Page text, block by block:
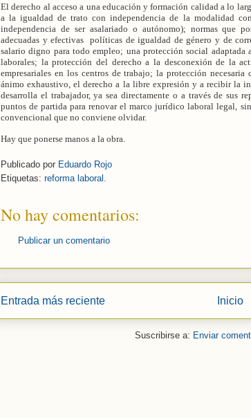
El derecho al acceso a una educación y formación calidad a lo
a la igualdad de trato con independencia de la modalidad
independencia de ser asalariado o autónomo); normas que
adecuadas y efectivas
políticas de igualdad de género y de
salario digno para todo empleo; una protección social
laborales; la protección del derecho a la desconexión de la
empresariales en los centros de trabajo; la protección
ánimo exhaustivo, el derecho a la libre expresión y a recibir la
desarrolla el trabajador, ya sea directamente o a través de sus
puntos de partida para renovar el marco jurídico laboral legal,
convencional que no conviene olvidar.
Hay que ponerse manos a la obra.
Publicado por Eduardo Rojo
Etiquetas: reforma laboral.
No hay comentarios:
Publicar un comentario
Entrada más reciente Inicio
Suscribirse a: Enviar